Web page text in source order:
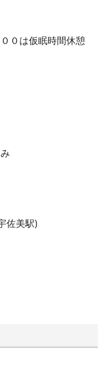
０は仮眠時間休憩
佐美駅)